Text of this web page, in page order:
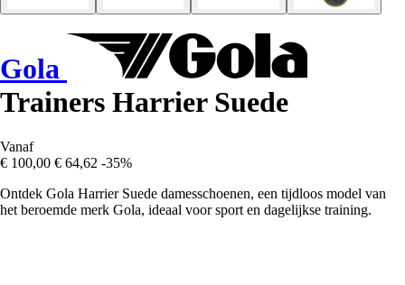
Gola
Trainers Harrier Suede
Vanaf
€ 100,00 € 64,62 -35%
Ontdek Gola Harrier Suede damesschoenen, een tijdloos model van
het beroemde merk Gola, ideaal voor sport en dagelijkse training.